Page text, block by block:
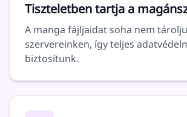
Tiszteletben tartja a
A manga fájljaidat soha nem
szervereinken, így teljes
biztosítunk.